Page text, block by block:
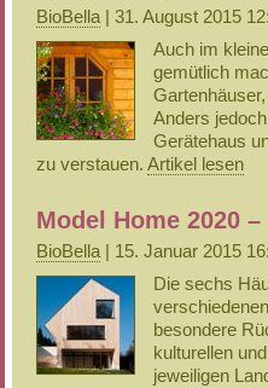
BioBella | 31. August 2015
Auch im
gemütlich
Anders
Gerätehaus
zu verstauen. Artikel lesen
Model Home 2020
BioBella | 15. Januar 2015
Die sechs
besondere
kulturellen
jeweiligen